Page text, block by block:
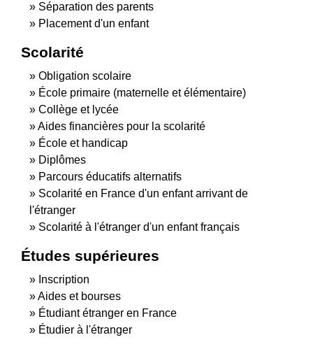
Séparation des parents
Placement d'un enfant
Scolarité
Obligation scolaire
École primaire (maternelle et élémentaire)
Collège et lycée
Aides financières pour la scolarité
École et handicap
Diplômes
Parcours éducatifs alternatifs
Scolarité en France d'un enfant arrivant de
l'étranger
Scolarité à l'étranger d'un enfant français
Études supérieures
Inscription
Aides et bourses
Étudiant étranger en France
Étudier à l'étranger